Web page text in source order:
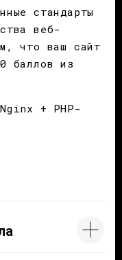
стандарты
веб-
что ваш сайт
баллов из
+ PHP-